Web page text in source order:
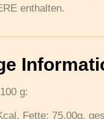
enthalten.
g:
Fette: 75,00g,